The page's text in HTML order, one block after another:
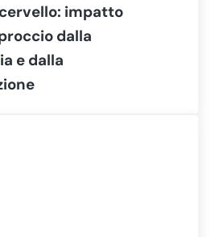
impatto
dalla
e dalla